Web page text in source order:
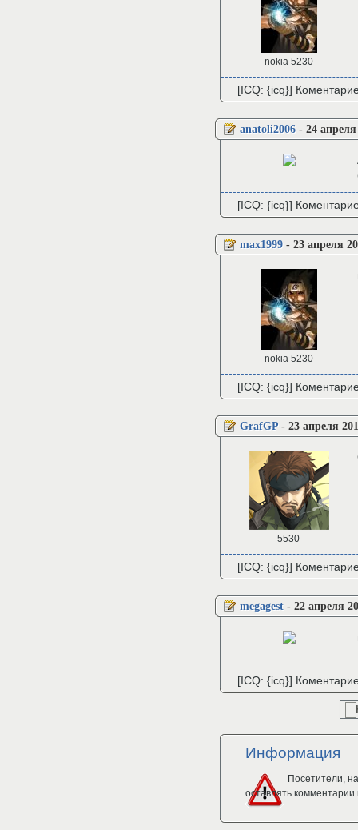
nokia 5230
[ICQ: {icq}]
anatoli2006 - 24
[ICQ: {icq}]
max1999 - 23 апреля
nokia 5230
[ICQ: {icq}]
GrafGP - 23 апреля
5530
[ICQ: {icq}]
megagest - 22 апреля
[ICQ: {icq}]
Информация
Посетители,
оставлять комментарии